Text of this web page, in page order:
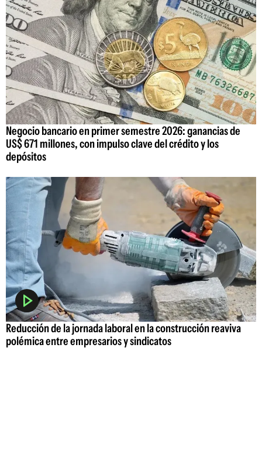
Negocio bancario en primer semestre 2026: ganancias de
US$ 671 millones, con impulso clave del crédito y los
depósitos
Reducción de la jornada laboral en la construcción reaviva
polémica entre empresarios y sindicatos